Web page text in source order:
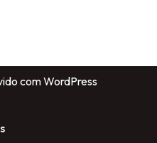
comWordPress